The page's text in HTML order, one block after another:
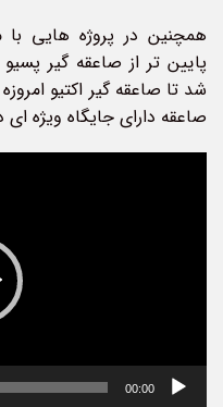
همچنین در پروژه هایی
پایین تر از صاعقه گیر
شد تا صاعقه گیر اکتیو
صاعقه دارای جایگاه ویژه
00:00